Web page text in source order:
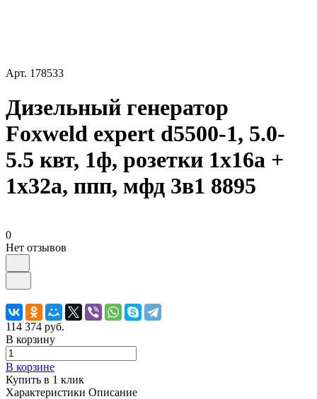
Арт. 178533
Дизельный генератор
Foxweld expert d5500-1, 5.0-
5.5 квт, 1ф, розетки 1x16a +
1x32a, ппп, мфд 3в1 8895
0
Нет отзывов
114 374 руб.
В корзину
В корзине
Купить в 1 клик
Характеристики Описание